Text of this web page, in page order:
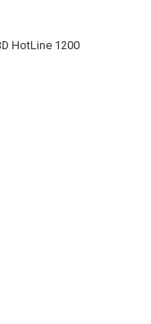
HotLine 1200